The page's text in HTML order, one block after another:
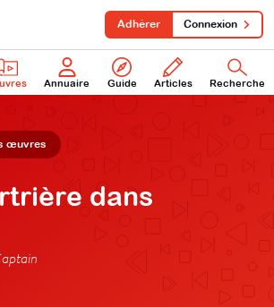
Annuaire Guide Articles Recherche
Adhérer Connexion
œuvres
dans